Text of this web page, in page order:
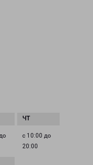
с 10:00 до
20:00